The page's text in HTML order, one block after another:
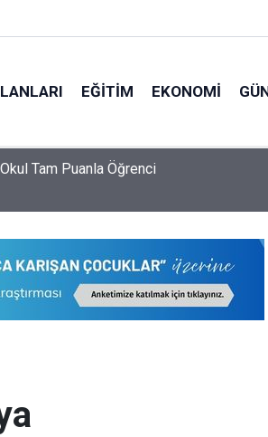
EĞITIM EKONOMI
En İyi Liseleri Belli Oldu